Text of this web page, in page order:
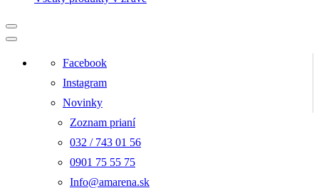
Facebook
Instagram
Novinky
Zoznam prianí
032 / 743 01 56
0901 75 55 75
Info@amarena.sk